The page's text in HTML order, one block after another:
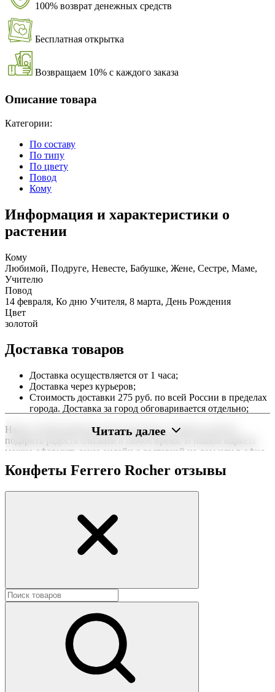
100% возврат денежных средств
Бесплатная открытка
Возвращаем 10% с каждого заказа
Описание товара
Категории:
По составу
По типу
По цвету
Повод
Кому
Информация и характеристики о
растении
Кому
Любимой, Подруге, Невесте, Бабушке, Жене, Сестре, Маме,
Учителю
Повод
14 февраля, Ко дню Учителя, 8 марта, День Рождения
Цвет
золотой
Доставка товаров
Доставка осуществляется от 1 часа;
Доставка через курьеров;
Стоимость доставки 275 руб. по всей России в пределах
города. Доставка за город обговаривается отдельно;
Наша служба работает круглосуточно, чтобы вы могли
подарить радость близким в любое время. В нашем маркете
можно оформить заказ онлайн с доставкой на дом или в офис
по всей территории РФ.
минут или день в день в удобный интервал. Если вам важно
точность до минуты. Выбирайте, где купить и сколько стоит
подходящий вариант — быстрая доставка работает для вас
сегодня и ежедневно 24 часа в сутки.
Читать далее
Конфеты Ferrero Rocher отзывы